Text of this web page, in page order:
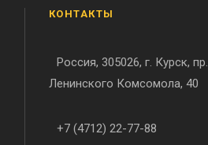
КОНТАКТЫ
Россия, 305026, г. Курск, пр.
Ленинского Комсомола, 40
+7 (4712) 22-77-88